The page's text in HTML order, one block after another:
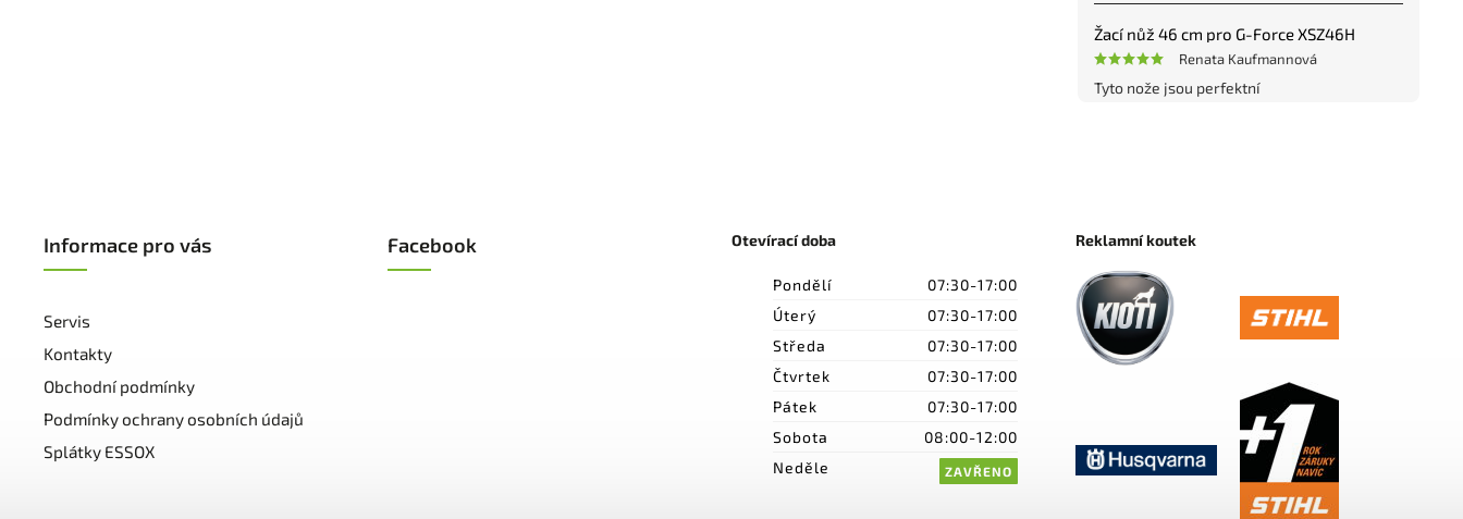
Žací nůž 46 cm pro G-Force XSZ46H
Renata Kaufmannová
Tyto nože jsou perfektní
Informace pro vás
Servis
Kontakty
Obchodní podmínky
Podmínky ochrany osobních údajů
Splátky ESSOX
Facebook Otevírací doba
Pondělí
07:30-17:00
Úterý
07:30-17:00
Středa
07:30-17:00
Čtvrtek
07:30-17:00
Pátek
07:30-17:00
Sobota
08:00-12:00
Neděle
ZAVŘENO
Reklamní koutek